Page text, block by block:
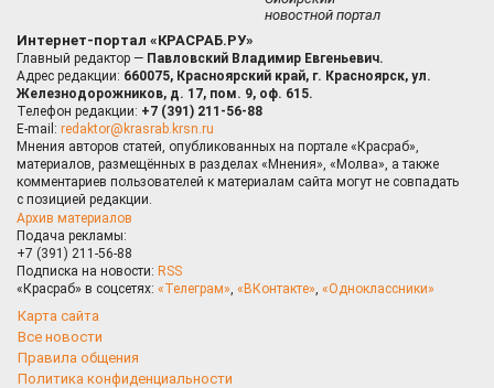
новостной портал
Интернет-портал «КРАСРАБ.РУ»
Главный редактор — Павловский Владимир Евгеньевич.
Адрес редакции: 660075, Красноярский край, г. Красноярск, ул.
Железнодорожников, д. 17, пом. 9, оф. 615.
Телефон редакции: +7 (391) 211-56-88
E-mail: redaktor@krasrab.krsn.ru
Мнения авторов статей, опубликованных на портале «Красраб»,
материалов, размещённых в разделах «Мнения», «Молва», а также
комментариев пользователей к материалам сайта могут не совпадать
с позицией редакции.
Архив материалов
Подача рекламы:
+7 (391) 211-56-88
Подписка на новости: RSS
«Красраб» в соцсетях: «Телеграм», «ВКонтакте», «Одноклассники»
Карта сайта
Все новости
Правила общения
Политика конфиденциальности